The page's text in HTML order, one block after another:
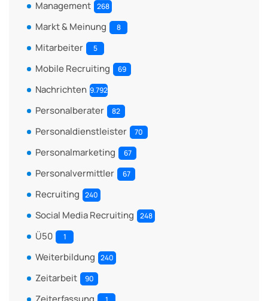
Management 268
Markt & Meinung 8
Mitarbeiter 5
Mobile Recruiting 69
Nachrichten 9.792
Personalberater 82
Personaldienstleister 70
Personalmarketing 67
Personalvermittler 67
Recruiting 240
Social Media Recruiting 248
Ü50 1
Weiterbildung 240
Zeitarbeit 90